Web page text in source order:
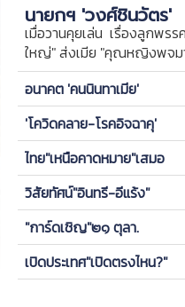
นายกฯ 'วงศ์ชินวัตร'
เมื่อวานคุยเล่น เรื่องลูกพรร
ใหญ่" ส่งเมีย "คุณหญิงพจมา
ของพรรค ให้ลูกกบ-ลูกเขีย
ซีเครียดซักนิด
อนาคต 'คนนินทาเมีย'
'โควิดคลาย-โรคอิจฉาคุ'
ไทย"เหนือคาดหมาย"เสมอ
วิสัยทัศน์"อินทรี-อีแร้ง"
"การ์ดเชิญ"๒๑ ตุลา.
เปิดประเทศ"เปิดตรงไหน?"